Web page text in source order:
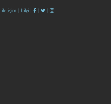
iletişim| bilgi| | |